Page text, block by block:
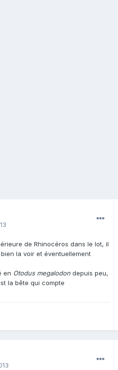
de Rhinocéros dans le lot, il
la voir et éventuellement
en Otodus megalodon depuis peu,
la bête qui compte